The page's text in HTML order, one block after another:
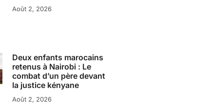
Août 2, 2026
Deux enfants marocains
retenus à Nairobi : Le
combat d’un père devant
la justice kényane
Août 2, 2026